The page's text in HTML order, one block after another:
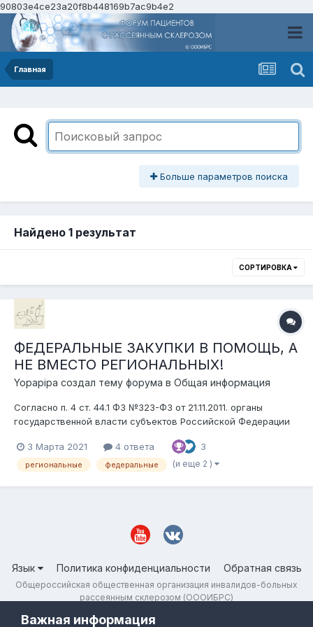
90803e4ce23a20f8b448169b7ac9b4e2
Главная
Больше параметров поиска
Найдено 1 результат
СОРТИРОВКА
ФЕДЕРАЛЬНЫЕ ЗАКУПКИ В ПОМОЩЬ, А
НЕ ВМЕСТО РЕГИОНАЛЬНЫХ!
Yopapipa создал тему форума в Общая информация
Согласно п. 4 ст. 44.1 ФЗ №323-ФЗ от 21.11.2011. органы
государственной власти субъектов Российской Федерации
Федерального регистра граждан и своевременное
представление сведений, содержащихся в них, в
3 Марта 2021 4 ответа 3
региональные федеральные (и еще 2 )
Язык Политика конфиденциальности Обратная связь
Общероссийская общественная организация инвалидов-больных
рассеянным склерозом (ОООИБРС)
Важная информация